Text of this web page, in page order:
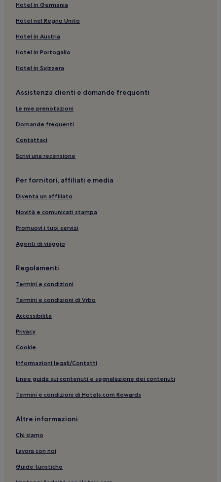
Hotel in Germania
Hotel nel Regno Unito
Hotel in Austria
Hotel in Portogallo
Hotel in Svizzera
Assistenza clienti e domande frequenti
Le mie prenotazioni
Domande frequenti
Contattaci
Scrivi una recensione
Per fornitori, affiliati e media
Diventa un affiliato
Novità e comunicati stampa
Promuovi i tuoi servizi
Agenti di viaggio
Regolamenti
Termini e condizioni
Termini e condizioni di Vrbo
Accessibilità
Privacy
Cookie
Informazioni legali/Contatti
Linee guida sui contenuti e segnalazione dei contenuti
Termini e condizioni di Hotels.com Rewards
Altre informazioni
Chi siamo
Lavora con noi
Guide turistiche